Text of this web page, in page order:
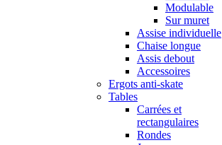
Modulable
Sur muret
Assise individuelle
Chaise longue
Assis debout
Accessoires
Ergots anti-skate
Tables
Carrées et
rectangulaires
Rondes